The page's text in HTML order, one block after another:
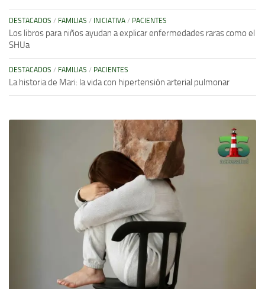
DESTACADOS / FAMILIAS / INICIATIVA / PACIENTES
Los libros para niños ayudan a explicar enfermedades raras como el
SHUa
DESTACADOS / FAMILIAS / PACIENTES
La historia de Mari: la vida con hipertensión arterial pulmonar